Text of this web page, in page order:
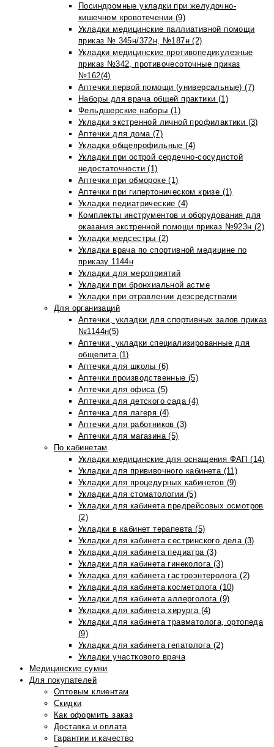
Посиндромные укладки при желудочно-
кишечном кровотечении (9)
Укладки медицинские паллиативной помощи
приказ № 345н/372н, №187н (2)
Укладки медицинские противопедикулезные
приказ №342, противочесоточные приказ
№162(4)
Аптечки первой помощи (универсальные) (7)
Наборы для врача общей практики (1)
Фельдшерские наборы (1)
Укладки экстренной личной профилактики (3)
Аптечки для дома (7)
Укладки общепрофильные (4)
Укладки при острой сердечно-сосудистой
недостаточности (1)
Аптечки при обмороке (1)
Аптечки при гипертоническом кризе (1)
Укладки педиатрические (4)
Комплекты инструментов и оборудования для
оказания экстренной помощи приказ №923н (2)
Укладки медсестры (2)
Укладки врача по спортивной медицине по
приказу 1144н
Укладки для мероприятий
Укладки при бронхиальной астме
Укладки при отравлении дезсредствами
Для организаций
Аптечки, укладки для спортивных залов приказ
№1144н(5)
Аптечки, укладки специализированные для
общепита (1)
Аптечки для школы (6)
Аптечки производственные (5)
Аптечки для офиса (5)
Аптечки для детского сада (4)
Аптечка для лагеря (4)
Аптечки для работников (3)
Аптечки для магазина (5)
По кабинетам
Укладки медицинские для оснащения ФАП (14)
Укладки для прививочного кабинета (11)
Укладки для процедурных кабинетов (9)
Укладки для стоматологии (5)
Укладки для кабинета предрейсовых осмотров
(2)
Укладки в кабинет терапевта (5)
Укладки для кабинета сестринского дела (3)
Укладки для кабинета педиатра (3)
Укладки для кабинета гинеколога (3)
Укладка для кабинета гастроэнтеролога (2)
Укладки для кабинета косметолога (10)
Укладки для кабинета аллерголога (9)
Укладки для кабинета хирурга (4)
Укладки для кабинета травматолога, ортопеда
(9)
Укладки для кабинета гепатолога (2)
Укладки участкового врача
Медицинские сумки
Для покупателей
Оптовым клиентам
Скидки
Как оформить заказ
Доставка и оплата
Гарантии и качество